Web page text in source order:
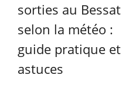
sorties au Bessat
selon la météo :
guide pratique et
astuces